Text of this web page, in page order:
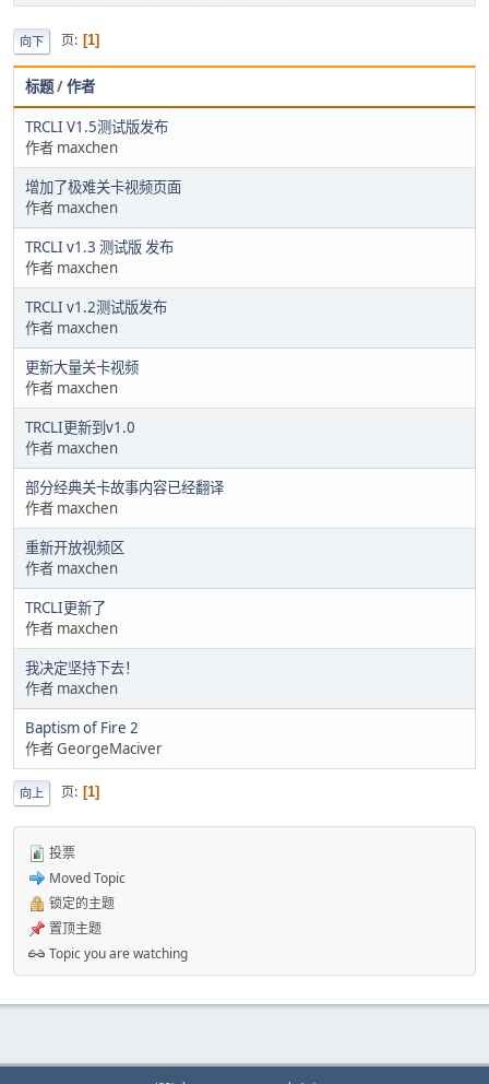
向下 页 1
标题/作者
TRCLI V1.5测试版发布
作者 maxchen
增加了极难关卡视频页面
作者 maxchen
TRCLI v1.3 测试版 发布
作者 maxchen
TRCLI v1.2测试版发布
作者 maxchen
更新大量关卡视频
作者 maxchen
TRCLI更新到v1.0
作者 maxchen
部分经典关卡故事内容已经翻译
作者 maxchen
重新开放视频区
作者 maxchen
TRCLI更新了
作者 maxchen
我决定坚持下去！
作者 maxchen
Baptism of Fire 2
作者 GeorgeMaciver
向上 页 1
投票
Moved Topic
锁定的主题
置顶主题
Topic you are watching